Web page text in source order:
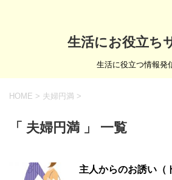
生活にお役立ち
生活に役立つ情報発
HOME > 夫婦円満 >
「 夫婦円満 」 一覧
主人からのお誘い（